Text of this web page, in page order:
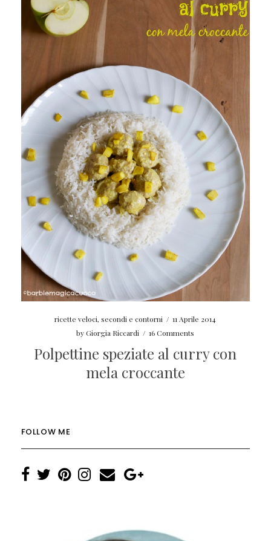
ricette veloci,secondi e contorni / 11 Aprile 2014
byGiorgia Riccardi / 16 Comments
Polpettine speziate al curry con
mela croccante
FOLLOW ME